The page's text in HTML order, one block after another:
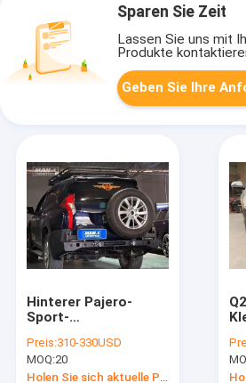
Sparen Sie Zeit
Lassen Sie uns mit
Produkte
Geben Sie Ihre
Hinterer Pajero-
Sport-
2015-2020 schubsen
Stange keine
Schleife
Preis:310-330USD
MOQ:20